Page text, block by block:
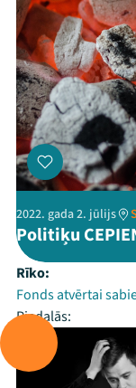
2022. gada 2. jūlijs
Politiķu
Rīko:
Fonds atvērtai
Piedalās: